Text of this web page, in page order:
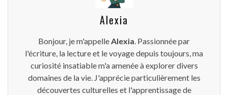
Alexia
Bonjour, je m'appelle Alexia . Passionnée par
l'écriture, la lecture et le voyage depuis toujours, ma
curiosité insatiable m'a amenée à explorer divers
domaines de la vie. J'apprécie particulièrement les
découvertes culturelles et l'apprentissage de